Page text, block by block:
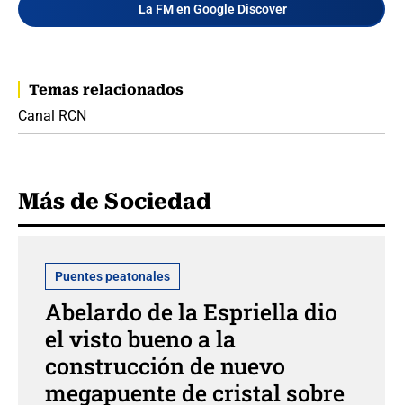
La FM en Google Discover
Temas relacionados
Canal RCN
Más de Sociedad
Puentes peatonales
Abelardo de la Espriella dio
el visto bueno a la
construcción de nuevo
megapuente de cristal sobre